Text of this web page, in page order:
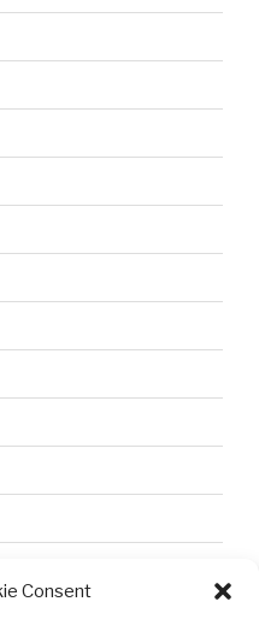
Consent